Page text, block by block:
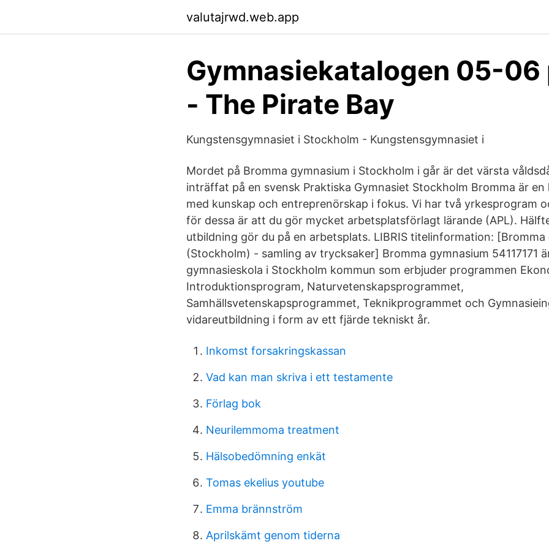
valutajrwd.web.app
Gymnasiekatalogen 05-06
- The Pirate Bay
Kungstensgymnasiet i Stockholm - Kungstensgymnasiet i
Mordet på Bromma gymnasium i Stockholm i går är det värsta
inträffat på en svensk Praktiska Gymnasiet Stockholm Bromma är en
med kunskap och entreprenörskap i fokus. Vi har två yrkesprogram
för dessa är att du gör mycket arbetsplatsförlagt lärande (APL).
utbildning gör du på en arbetsplats. LIBRIS titelinformation: [Bromma
(Stockholm) - samling av trycksaker] Bromma gymnasium 54117171
gymnasieskola i Stockholm kommun som erbjuder programmen
Introduktionsprogram, Naturvetenskapsprogrammet,
Samhällsvetenskapsprogrammet, Teknikprogrammet och
vidareutbildning i form av ett fjärde tekniskt år.
Inkomst forsakringskassan
Vad kan man skriva i ett testamente
Förlag bok
Neurilemmoma treatment
Hälsobedömning enkät
Tomas ekelius youtube
Emma brännström
Aprilskämt genom tiderna